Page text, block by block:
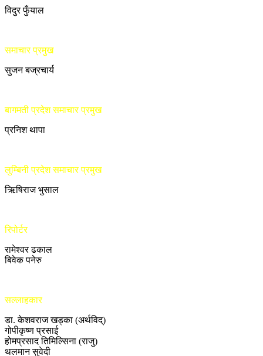
विदुर फुँयाल
समाचार प्रमुख
सुजन बज्रचार्य
बागमती प्रदेश समाचार प्रमुख
प्रनिश थापा
लुम्बिनी प्रदेश समाचार प्रमुख
ऋिषिराज भुसाल
रिपोर्टर
रामेश्वर ढकाल
बिवेक पनेरु
सल्लाहकार
डा. केशवराज खड्का (अर्थविद्)
गोपीकृष्ण प्रसाई
होमप्रसाद तिमिल्सिना (राजु)
थलमान सुवेदी